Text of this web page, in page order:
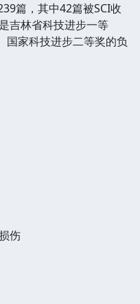
篇，其中42篇被SCI收
吉林省科技进步一等
国家科技进步二等奖的负
伤